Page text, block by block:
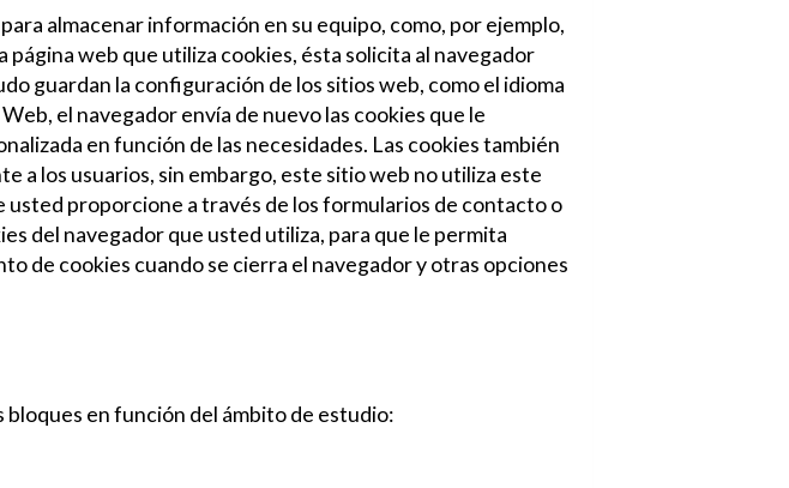
almacenar información en su equipo, como, por ejemplo,
web que utiliza cookies, ésta solicita al navegador
guardan la configuración de los sitios web, como el idioma
el navegador envía de nuevo las cookies que le
en función de las necesidades. Las cookies también
a los usuarios, sin embargo, este sitio web no utiliza este
proporcione a través de los formularios de contacto o
del navegador que usted utiliza, para que le permita
de cookies cuando se cierra el navegador y otras opciones
en función del ámbito de estudio: